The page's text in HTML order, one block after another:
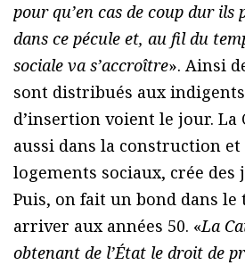
pour qu’en cas de coup dur ils
dans ce pécule et, au fil du
sociale va s’accroître». Ainsi
sont distribués aux
d’insertion voient le jour. La
aussi dans la construction et
logements sociaux, crée
Puis, on fait un bond dans le
arriver aux années 50. «La
obtenant de l’État le droit de